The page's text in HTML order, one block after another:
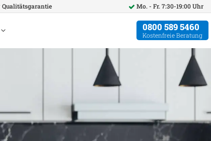
Qualitätsgarantie Mo. - Fr. 7:30-19:00 Uhr
0800 589 5460
Kostenfreie Beratung